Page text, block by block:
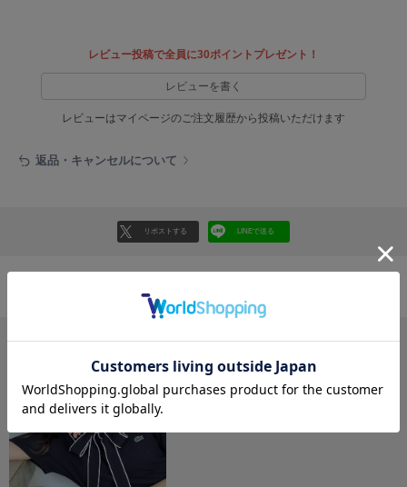
gelato pique
ジェラート ピケ スリープ
HUNTER
HOKA ONEONE
ホカ オネオネ
レビュー投稿で全員に30ポイントプレゼント！
レビューを書く
レビューはマイページのご注文履歴から投稿いただけます
返品・キャンセルについて
リポストする LINEで送る